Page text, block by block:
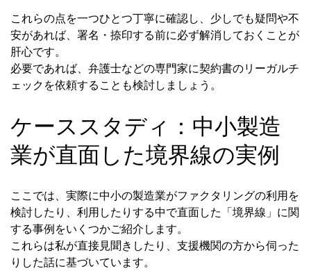
これらの点を一つひとつ丁寧に確認し、少しでも疑問や不
安があれば、署名・捺印する前に必ず解消しておくことが
肝心です。
必要であれば、弁護士などの専門家に契約書のリーガルチ
ェックを依頼することも検討しましょう。
ケーススタディ：中小製造
業が直面した境界線の実例
ここでは、実際に中小の製造業がファクタリングの利用を
検討したり、利用したりする中で直面した「境界線」に関
する事例をいくつかご紹介します。
これらは私が直接見聞きしたり、支援機関の方から伺った
りした話に基づいています。